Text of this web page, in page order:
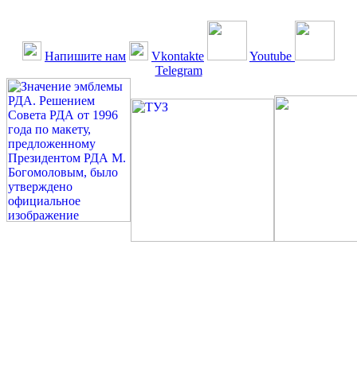
Напишите нам Vkontakte
Youtube
Telegram